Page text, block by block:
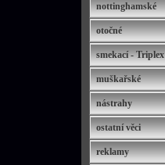
nottinghamské
otočné
smekací - Triplex
muškařské
nástrahy
ostatní věci
reklamy